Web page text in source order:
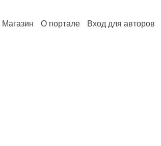
Магазин О портале Вход для авторов